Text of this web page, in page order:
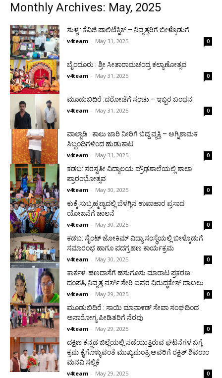
Monthly Archives: May, 2025
ಸುಳ್ಯ : ಕೆವಿಜಿ ಪಾಲಿಟೆಕ್ನಿಕ್ – ನಿವೃತ್ತರಿಗೆ ಬೀಳ್ಕೊಡುಗೆ
v4team - May 31, 2025 0
ಬೈಂದೂರು : ಶ್ರೀ ಸೀತಾರಾಮಚಂದ್ರ ಕಲ್ಯಾಣೋತ್ಸವ
v4team - May 31, 2025 0
ಮೂಡುಬಿದಿರೆ :ದರೋಡೆಗೆ ಸಂಚು – ಇಬ್ಬರ ಬಂಧನ
v4team - May 31, 2025 0
ವಾಲ್ಪಾಡಿ : ಕಾಲು ಜಾರಿ ನೀರಿಗೆ ಬಿದ್ದ ವ್ಯಕ್ತಿ – ಅಗ್ನಿಶಾಮಕ
ಸಿಬ್ಬಂದಿಗಳಿಂದ ಹುಡುಕಾಟ
v4team - May 31, 2025 0
ಕಡಬ: ಸರಸ್ವತೀ ವಿದ್ಯಾಲಯ ಪ್ರೌಢಶಾಲೆಯಲ್ಲಿ ಶಾಲಾ
ಪ್ರಾರಂಭೋತ್ಸವ
v4team - May 30, 2025 0
ಕುಕ್ಕೆ ಸುಬ್ರಹ್ಮಣ್ಯದಲ್ಲಿ ಬೆಳಗ್ಗಿನ ಉಪಾಹಾರ ಪ್ರಸಾದ
ಯೋಜನೆಗೆ ಚಾಲನೆ
v4team - May 30, 2025 0
ಕಡಬ: ಸೈಂಟ್ ಜೋಕಿಮ್ ವಿದ್ಯಾ ಸಂಸ್ಥೆಯಲ್ಲಿ ಬೀಳ್ಕೊಡುಗೆ
ಸಮಾರಂಭ ಹಾಗೂ ಪದಗ್ರಹಣ ಕಾರ್ಯಕ್ರಮ
v4team - May 30, 2025 0
ಕಾರ್ಕಳ: ಹಣದಾಸೆಗೆ ಹಸುಗೂಸು ಮಾರಾಟ ಪ್ರಕರಣ:
ದಂಪತಿ, ನಿವೃತ್ತ ನರ್ಸ್ ಸೇರಿ ಐವರ ವಿರುದ್ಧಕೇಸ್ ದಾಖಲು
v4team - May 29, 2025 0
ಮೂಡುಬಿದಿರೆ : ಸಾಯಿ ಮಾನಾ೯ಡ್ ಸೇವಾ ಸಂಘದಿಂದ
ಅನಾರೋಗ್ಯ ಪೀಡಿತರಿಗೆ ನೆರವು
v4team - May 29, 2025 0
ದಕ್ಷಿಣ ಕನ್ನಡ ಜಿಲ್ಲೆಯಲ್ಲಿ ನಡೆಯುತ್ತಿರುವ ಘಟನೆಗಳ ಬಗ್ಗೆ
ಕ್ರಮ ಕೈಗೊಳ್ಳುವಂತೆ ಮುಖ್ಯಮಂತ್ರಿ ಅವರಿಗೆ ರಕ್ಷಿತ್ ಶಿವರಾಂ
ಮನವಿ ಸಲ್ಲಿಕೆ
v4team - May 29, 2025 0